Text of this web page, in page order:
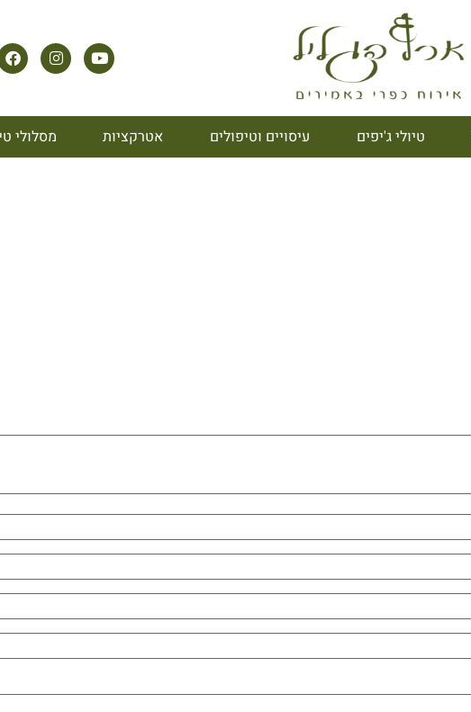
טיולי ג'יפים עיסויים וטיפולים אטרקציות מסלולי